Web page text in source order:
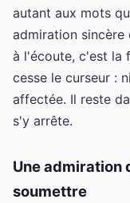
autant aux mots
admiration sincère
à l'écoute, c'est la
cesse le curseur :
affectée. Il reste
s'y arrête.
Une admiration
soumettre